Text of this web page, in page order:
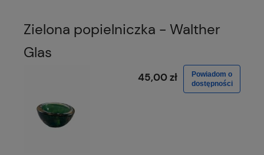
Zielona popielniczka - Walther
Glas
45,00 zł
Powiadom o
dostępności